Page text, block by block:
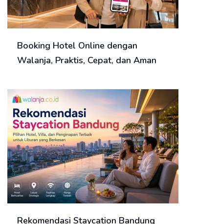
Booking Hotel Online dengan
Walanja, Praktis, Cepat, dan Aman
Rekomendasi Staycation Bandung